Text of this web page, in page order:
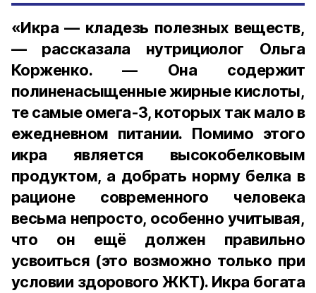
«Икра — кладезь полезных веществ,
— рассказала нутрициолог Ольга
Корженко. — Она содержит
полиненасыщенные жирные кислоты,
те самые омега-3, которых так мало в
ежедневном питании. Помимо этого
икра является высокобелковым
продуктом, а добрать норму белка в
рационе современного человека
весьма непросто, особенно учитывая,
что он ещё должен правильно
усвоиться (это возможно только при
условии здорового ЖКТ). Икра богата